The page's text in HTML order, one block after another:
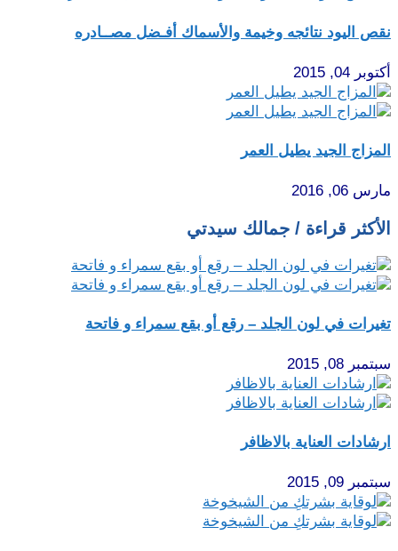
نقص اليود نتائجه وخيمة والأسماك أفـضل مصــادره
أكتوبر 04, 2015
المزاج الجيد يطيل العمر
مارس 06, 2016
الأكثر قراءة / جمالك سيدتي
تغيرات في لون الجلد – رقع أو بقع سمراء و فاتحة
سبتمبر 08, 2015
ارشادات العناية بالاظافر
سبتمبر 09, 2015